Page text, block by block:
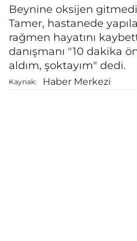
Beynine oksijen
Tamer, hastanede
rağmen hayatını
danışmanı "10 dakika
aldım, şoktayım" dedi.
Kaynak: Haber Merkezi